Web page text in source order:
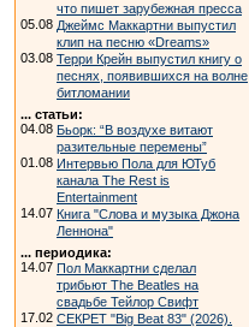
что пишет зарубежная пресса
05.08 Джеймс Маккартни выпустил
клип на песню «Dreams»
03.08 Терри Крейн выпустил книгу о
песнях, появившихся на волне
битломании
... статьи:
04.08 Бьорк: “В воздухе витают
разительные перемены”
01.08 Интервью Пола для ЮТуб
канала The Rest is
Entertainment
14.07 Книга "Слова и музыка Джона
Леннона"
... периодика:
14.07 Пол Маккартни сделал
трибьют The Beatles на
свадьбе Тейлор Свифт
17.02 СЕКРЕТ "Big Beat 83" (2026).